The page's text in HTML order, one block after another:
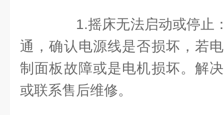
1.摇床无法启动或停止
通，确认电源线是否损坏，若
制面板故障或是电机损坏。解
或联系售后维修。